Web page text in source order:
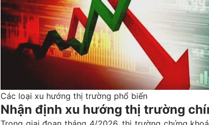
Các loại xu hướng thị trường phổ biến
Nhận định xu hướng thị trường